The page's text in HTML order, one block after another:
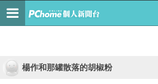
楊作和那罐散落的胡椒粉